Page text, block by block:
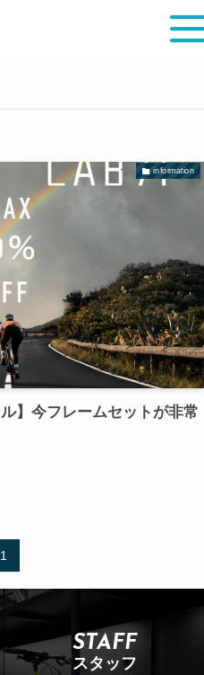
information
】今フレームセットが非常
1
STAFF
スタッフ